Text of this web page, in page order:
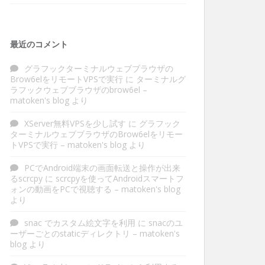
最近のコメント
グラフックターミナルウェブブラウザの
Brow6elをリモートVPSで実行 に ターミナルグ
ラフックウェブブラウザのbrow6el –
matoken's blog より
XServer無料VPSを少し試す に グラフック
ターミナルウェブブラウザのBrow6elをリモー
トVPSで実行 – matoken's blog より
PCでAndroid端末の画面転送と操作が出来
るscrcpy に scrcpyを使ってAndroidスマートフ
ォンの動画をPCで視聴する – matoken's blog
より
snac でカスタム絵文字を利用 に snacのユ
ーザーごとのstaticディレクトリ – matoken's
blog より